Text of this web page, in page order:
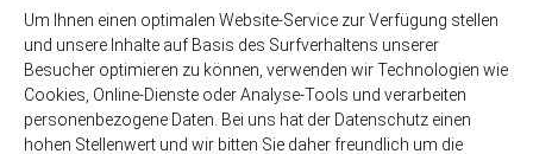
PET-MEHRWEG
8,29€
(0,92€ / Liter)
Glas-MEHRWEG
19,49€
(4,06€ / Liter)
Um Ihnen einen optimalen Website-Service zur Verfügung stellen
und unsere Inhalte auf Basis des Surfverhaltens unserer
Besucher optimieren zu können, verwenden wir Technologien wie
Cookies, Online-Dienste oder Analyse-Tools und verarbeiten
personenbezogene Daten. Bei uns hat der Datenschutz einen
hohen Stellenwert und wir bitten Sie daher freundlich um die